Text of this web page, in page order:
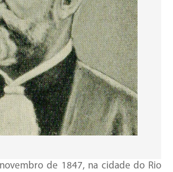
de 1847, na cidade do Rio